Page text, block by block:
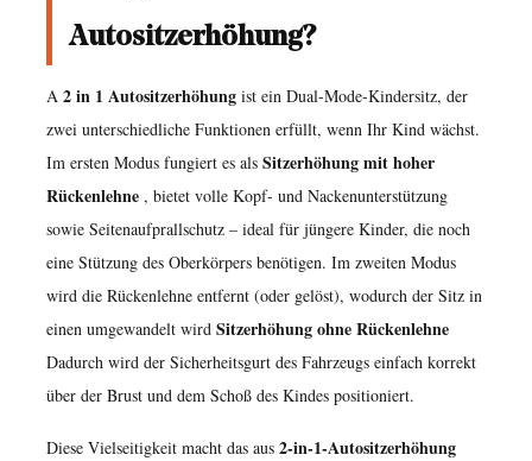
ist
eine
2-
in-
1-
Autositzerhöhung?
2
Wer
sollte
einen
2-
in-
Autositzerhöhung?
A 2 in 1 Autositzerhöhung ist ein Dual-Mode-Kindersitz, der
zwei unterschiedliche Funktionen erfüllt, wenn Ihr Kind wächst.
Im ersten Modus fungiert es als Sitzerhöhung mit hoher
Rückenlehne , bietet volle Kopf- und Nackenunterstützung
sowie Seitenaufprallschutz – ideal für jüngere Kinder, die noch
eine Stützung des Oberkörpers benötigen. Im zweiten Modus
wird die Rückenlehne entfernt (oder gelöst), wodurch der Sitz in
einen umgewandelt wird Sitzerhöhung ohne Rückenlehne
Dadurch wird der Sicherheitsgurt des Fahrzeugs einfach korrekt
über der Brust und dem Schoß des Kindes positioniert.
Diese Vielseitigkeit macht das aus 2-in-1-Autositzerhöhung